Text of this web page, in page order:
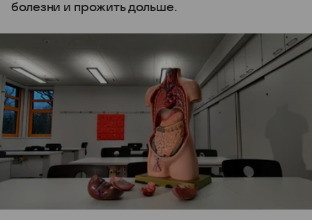
болезни и прожить дольше.